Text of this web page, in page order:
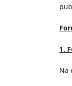
1.
Na